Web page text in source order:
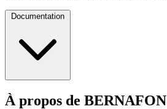
Documentation
Mode d'emploi
À propos de BERNAFON